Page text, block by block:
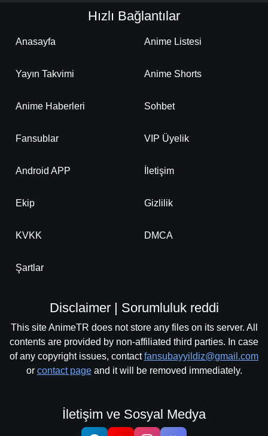
Hızlı Bağlantılar
Anasayfa Anime Listesi
Yayın Takvimi Anime Shorts
Anime Haberleri Sohbet
Fansublar VIP Üyelik
Android APP İletişim
Ekip Gizlilik
KVKK DMCA
Şartlar
Disclaimer | Sorumluluk reddi
This site AnimeTR does not store any files on its server. All
contents are provided by non-affiliated third parties. In case
of any copyright issues, contactfansubayyildiz@gmail.com
or contact pageand it will be removed immediately.
İletişim ve Sosyal Medya